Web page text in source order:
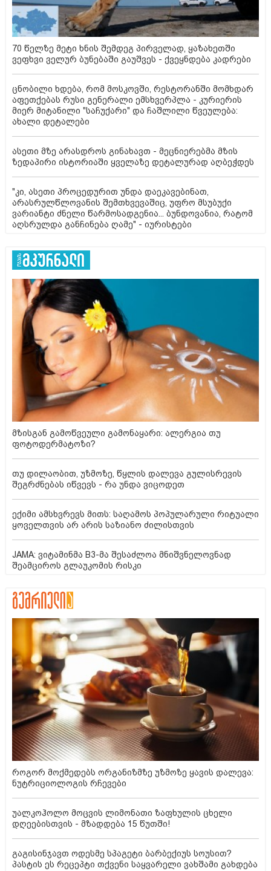
70 წელზე მეტი ხნის შემდეგ პირველად, ყაზახეთში
ვეფხვი ველურ ბუნებაში გაუშვეს - ქვეყნდება კადრები
ცნობილი ხდება, რომ მოსკოვში, რესტორანში მომხდარ
აფეთქებას რუსი გენერალი ემსხვერპლა - კურიერის
მიერ მიტანილი "საჩუქარი" და ჩაშლილი წვეულება:
ახალი დეტალები
ასეთი მზე არასდროს გინახავთ - მეცნიერებმა მზის
ზედაპირი ისტორიაში ყველაზე დეტალურად აღბეჭდეს
"კი, ასეთი პროცედურით უნდა დაეკავებინათ,
არასრულწლოვანის შემთხვევაშიც, უფრო მსუბუქი
ვარიანტი ძნელი წარმოსადგენია... ბუნდოვანია, რატომ
აღსრულდა განჩინება ღამე" - იურისტები
მზისგან გამოწვეული გამონაყარი: ალერგია თუ
ფოტოდერმატოზი?
თუ დილაობით, უზმოზე, წყლის დალევა გულისრევის
შეგრძნებას იწვევს - რა უნდა ვიცოდეთ
ექიმი ამსხვრევს მითს: საღამოს პოპულარული რიტუალი
ყოველთვის არ არის საზიანო ძილისთვის
JAMA: ვიტამინმა B3-მა შესაძლოა მნიშვნელოვნად
შეამციროს გლაუკომის რისკი
როგორ მოქმედებს ორგანიზმზე უზმოზე ყავის დალევა:
ნუტრიციოლოგის რჩევები
უალკოჰოლო მოცვის ლიმონათი ზაფხულის ცხელი
დღეებისთვის - მზადდება 15 წუთში!
გაგისინჯავთ ოდესმე სპაგეტი ბარბექიუს სოუსით?
პასტის ეს რეცეპტი თქვენი საყვარელი ვახშამი გახდება